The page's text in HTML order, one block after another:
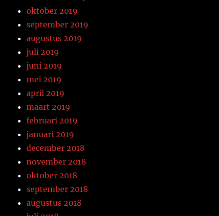
oktober 2019
september 2019
augustus 2019
juli 2019
juni 2019
mei 2019
april 2019
maart 2019
februari 2019
januari 2019
december 2018
november 2018
oktober 2018
september 2018
augustus 2018